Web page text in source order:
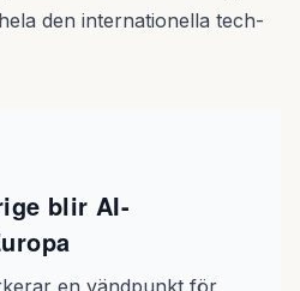
den internationella tech-
blir AI-
en vändpunkt för